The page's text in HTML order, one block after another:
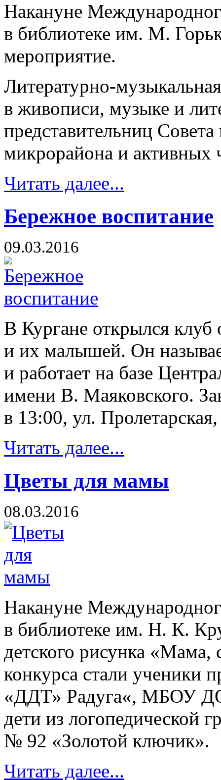
Накануне
в библиотеке им. М.
мероприятие.
Литературно-
в живописи, музыке и
представительниц Совета
микрорайона и активных
Читать далее...
Бережное воспитание
09.03.2016
В Кургане открылся
и их малышей. Он
и работает на базе
имени В. Маяковского.
в 13:00, ул.
Читать далее...
Цветы для мамы
08.03.2016
Накануне
в библиотеке им. Н. К.
детского рисунка «Мама,
конкурса стали
«ДДТ» Радуга«, МБОУ
дети из логопедической
№ 92 «Золотой ключик».
Читать далее...